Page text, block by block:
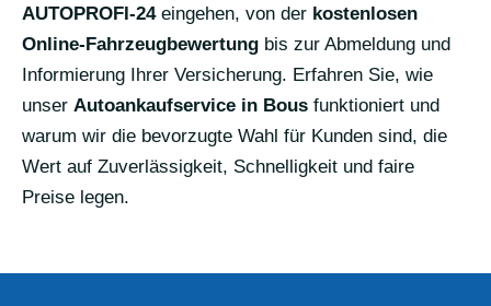
AUTOPROFI-24eingehen, von der kostenlosen
Online-Fahrzeugbewertung bis zur Abmeldung und
Informierung Ihrer Versicherung. Erfahren Sie, wie
unser Autoankaufservice in Bous funktioniert und
warum wir die bevorzugte Wahl für Kunden sind, die
Wert auf Zuverlässigkeit, Schnelligkeit und faire
Preise legen.